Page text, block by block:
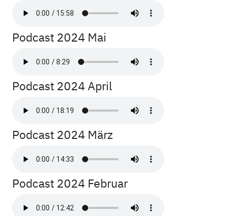
Podcast 2024 Mai
Podcast 2024 April
Podcast 2024 März
Podcast 2024 Februar